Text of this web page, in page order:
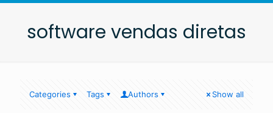
software vendas diretas
Categories Tags Authors Show all